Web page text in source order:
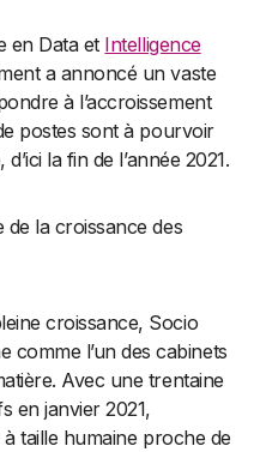
en Data et Intelligence
a annoncé un vaste
à l’accroissement
postes sont à pourvoir
la fin de l’année 2021.
de la croissance des
croissance, Socio
comme l’un des cabinets
Avec une trentaine
en janvier 2021,
taille humaine proche de